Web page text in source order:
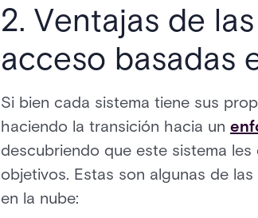
2. Ventajas de
acceso basadas
Si bien cada sistema tiene sus
haciendo la transición hacia un
descubriendo que este sistema
objetivos. Estas son algunas de
en la nube: